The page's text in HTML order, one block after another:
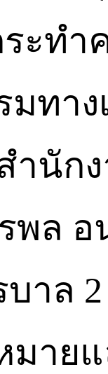
ะทำ
ทา
ำนัก
พล
าล
มาย